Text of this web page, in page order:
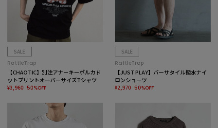
SALE
RattleTrap
【CHAOTIC】別注アナーキーポルカド
ットプリントオーバーサイズTシャツ
¥3,960 50%OFF
SALE
RattleTrap
【JUST PLAY】バーサタイル撥水ナイ
ロンショーツ
¥2,970 50%OFF